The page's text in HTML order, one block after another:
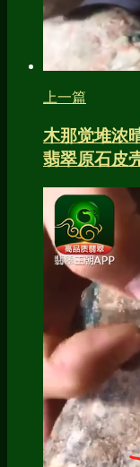
上一篇
木那觉堆浓
翡翠原石皮